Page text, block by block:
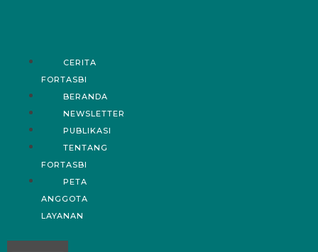
CERITA
FORTASBI
BERANDA
NEWSLETTER
PUBLIKASI
TENTANG
FORTASBI
PETA
ANGGOTA
LAYANAN